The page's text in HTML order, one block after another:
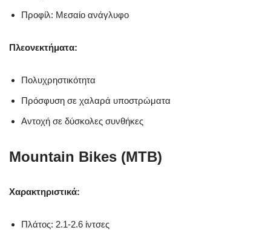
Προφίλ: Μεσαίο ανάγλυφο
Πλεονεκτήματα:
Πολυχρηστικότητα
Πρόσφυση σε χαλαρά υποστρώματα
Αντοχή σε δύσκολες συνθήκες
Mountain Bikes (MTB)
Χαρακτηριστικά:
Πλάτος: 2.1-2.6 ίντσες